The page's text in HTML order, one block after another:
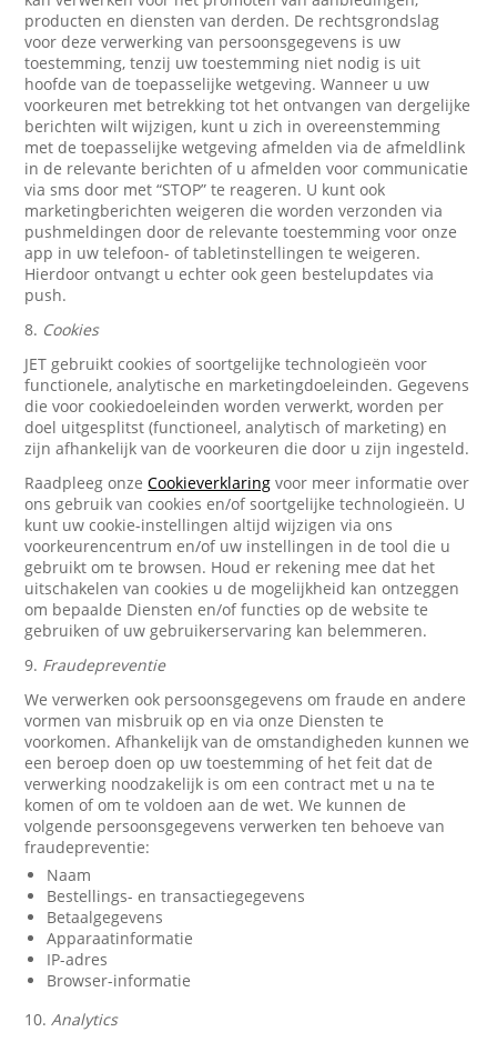
producten en diensten van derden. De rechtsgrondslag
voor deze verwerking van persoonsgegevens is uw
toestemming, tenzij uw toestemming niet nodig is uit
hoofde van de toepasselijke wetgeving. Wanneer u uw
voorkeuren met betrekking tot het ontvangen van dergelijke
berichten wilt wijzigen, kunt u zich in overeenstemming
met de toepasselijke wetgeving afmelden via de afmeldlink
in de relevante berichten of u afmelden voor communicatie
via sms door met “STOP” te reageren. U kunt ook
marketingberichten weigeren die worden verzonden via
pushmeldingen door de relevante toestemming voor onze
app in uw telefoon- of tabletinstellingen te weigeren.
Hierdoor ontvangt u echter ook geen bestelupdates via
push.
8. Cookies
JET gebruikt cookies of soortgelijke technologieën voor
functionele, analytische en marketingdoeleinden. Gegevens
die voor cookiedoeleinden worden verwerkt, worden per
doel uitgesplitst (functioneel, analytisch of marketing) en
zijn afhankelijk van de voorkeuren die door u zijn ingesteld.
Raadpleeg onzeCookieverklaring voor meer informatie over
ons gebruik van cookies en/of soortgelijke technologieën. U
kunt uw cookie-instellingen altijd wijzigen via ons
voorkeurencentrum en/of uw instellingen in de tool die u
gebruikt om te browsen. Houd er rekening mee dat het
uitschakelen van cookies u de mogelijkheid kan ontzeggen
om bepaalde Diensten en/of functies op de website te
gebruiken of uw gebruikerservaring kan belemmeren.
9. Fraudepreventie
We verwerken ook persoonsgegevens om fraude en andere
vormen van misbruik op en via onze Diensten te
voorkomen. Afhankelijk van de omstandigheden kunnen we
een beroep doen op uw toestemming of het feit dat de
verwerking noodzakelijk is om een contract met u na te
komen of om te voldoen aan de wet. We kunnen de
volgende persoonsgegevens verwerken ten behoeve van
fraudepreventie:
Naam
Bestellings- en transactiegegevens
Betaalgegevens
Apparaatinformatie
IP-adres
Browser-informatie
10.Analytics